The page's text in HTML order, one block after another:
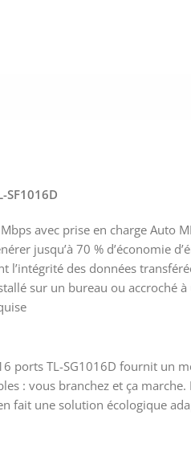
SF1016D
avec prise en charge Auto
jusqu’à 70 % d’économie
l’intégrité des données
sur un bureau ou accroché
ports TL-SG1016D fournit un
: vous branchez et ça
fait une solution écologique